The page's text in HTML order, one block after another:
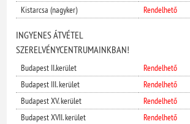
Kistarcsa (nagyker)
Rendelhető
INGYENES ÁTVÉTEL
SZERELVÉNYCENTRUMAINKBAN!
Budapest II.kerület
Rendelhető
Budapest III. kerület
Rendelhető
Budapest XV. kerület
Rendelhető
Budapest XVII. kerület
Rendelhető